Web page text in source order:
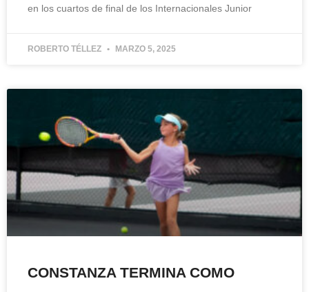
en los cuartos de final de los Internacionales Junior
ROBERTO TÉLLEZ MARZO 5, 2025
CONSTANZA TERMINA COMO